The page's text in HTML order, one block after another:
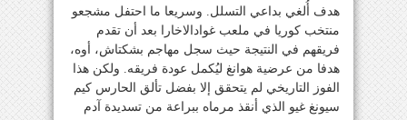
هدف أُلغي بداعي التسلل. وسريعا ما احتفل مشجعو
منتخب كوريا في ملعب غوادالاخارا بعد أن تقدم
فريقهم في النتيجة حيث سجل مهاجم بشكتاش، أوه،
هدفا من عرضية هوانغ ليُكمل عودة فريقه. ولكن هذا
الفوز التاريخي لم يتحقق إلا بفضل تألق الحارس كيم
سيونغ غيو الذي أنقذ مرماه ببراعة من تسديدة آدم